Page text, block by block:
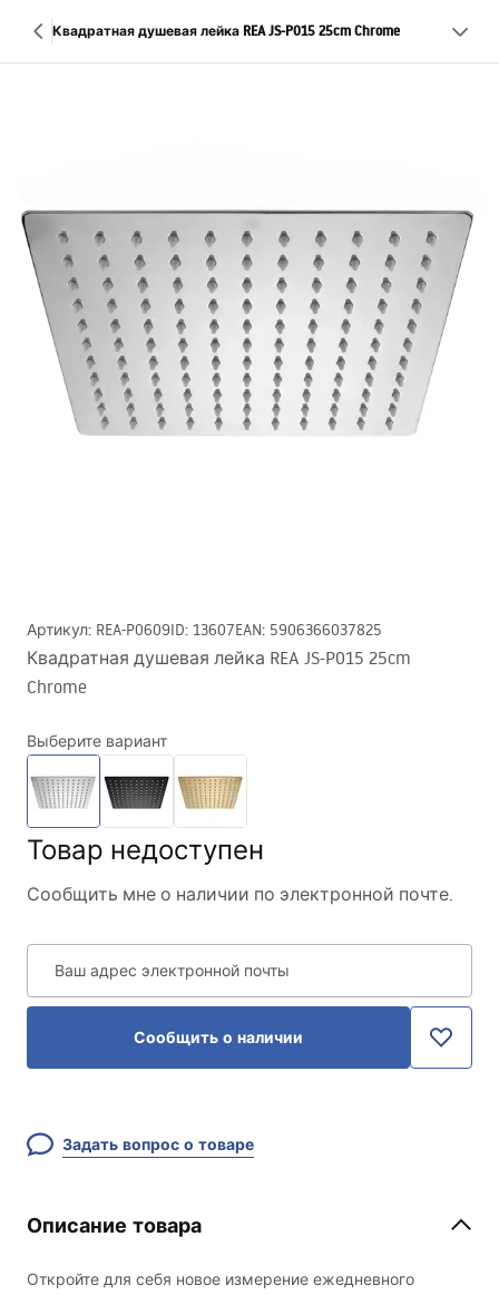
Квадратная душевая лейка REA JS-P015 25cm Chrome
Артикул: REA-P0609ID: 13607EAN: 5906366037825
Квадратная душевая лейка REA JS-P015 25cm
Chrome
Выберите вариант
Товар недоступен
Сообщить мне о наличии по электронной почте.
Ваш адрес электронной почты
Сообщить о наличии
Задать вопрос о товаре
Описание товара
Откройте для себя новое измерение ежедневного